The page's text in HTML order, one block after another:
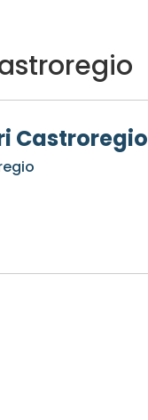
Castroregio